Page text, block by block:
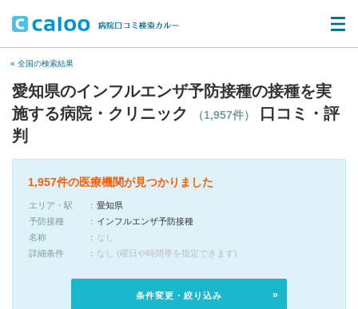
« 全国の検索結果
愛知県のインフルエンザ予防接種の接種を実
施する病院・クリニック
（1,957件）
口コミ・評
判
1,957件の医療機関が見つかりました
エリア・駅
愛知県
予防接種
インフルエンザ予防接種
名称
なし
詳細条件
なし (曜日や時間帯を指定できます)
条件変更・絞り込み